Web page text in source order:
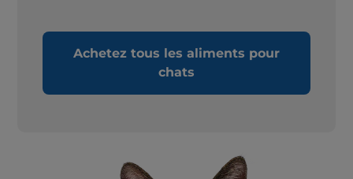
Achetez tous les aliments pour
chats